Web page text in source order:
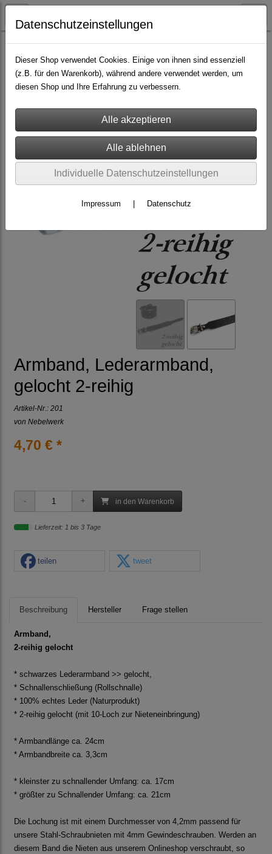
Lederteile
Armband, Lederarmband,
gelocht 2-reihig
Artikel-Nr.: 201
von Nebelwerk
4,70 € *
in den Warenkorb
Lieferzeit: 1 bis 3 Tage
teilen tweet
Beschreibung Hersteller Frage stellen
Armband,
2-reihig gelocht
* schwarzes Lederarmband >> gelocht,
* Schnallenschließung (Rollschnalle)
* 100% echtes Leder (Naturprodukt)
* 2-reihig gelocht (mit 10-Loch zur Nieteneinbringung)
* Armbandlänge ca. 24cm
* Armbandbreite ca. 3,3cm
* kleinster zu schnallender Umfang: ca. 17cm
* größter zu Schnallender Umfang: ca. 21cm
Die Lochung ist mit einem Durchmesser von 4,2mm passend für
unsere Stahl-Schraubnieten mit 4mm Gewindeschrauben. Werden an
diesem Band die Nieten aus unserem Onlineshop verschraubt, so
Datenschutzeinstellungen
Dieser Shop verwendet Cookies. Einige von ihnen sind essenziell
(z.B. für den Warenkorb), während andere verwendet werden, um
diesen Shop und Ihre Erfahrung zu verbessern.
Individuelle Datenschutzeinstellungen
Impressum Datenschutz